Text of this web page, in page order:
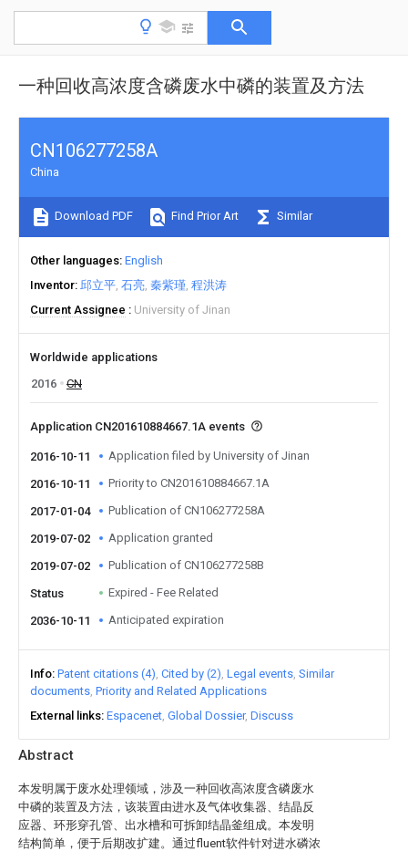
一种回收高浓度含磷废水中磷的装置及方法
Abstract
本发明属于废水处理领域，涉及一种回收高浓度含磷废水
中磷的装置及方法，该装置由进水及气体收集器、结晶反
应器、环形穿孔管、出水槽和可拆卸结晶釜组成。本发明
结构简单，便于后期改扩建。通过fluent软件针对进水磷浓
CN106277258A
China
Download PDF Find Prior Art Similar
Other languages English
Inventor 邱立平 石亮 秦紫瑾 程洪涛
Current Assignee
University of Jinan
Worldwide applications
2016
CN
Application CN201610884667.1A events
2016-10-11 Application filed by University of Jinan
2016-10-11 Priority to CN201610884667.1A
2017-01-04 Publication of CN106277258A
2019-07-02 Application granted
2019-07-02 Publication of CN106277258B
Status Expired - Fee Related
2036-10-11 Anticipated expiration
Info Patent citations (4) Cited by (2) Legal events Similar
documents Priority and Related Applications
External links Espacenet Global Dossier Discuss